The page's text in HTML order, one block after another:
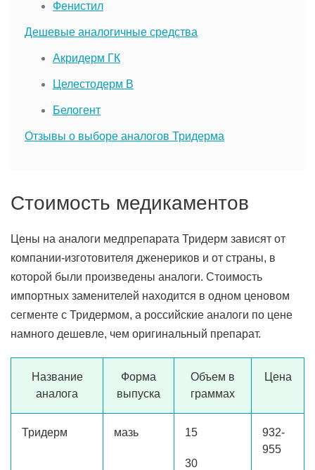
Фенистил
Дешевые аналогичные средства
Акридерм ГК
Целестодерм В
Белогент
Отзывы о выборе аналогов Тридерма
Стоимость медикаментов
Цены на аналоги медпрепарата Тридерм зависят от
компании-изготовителя дженериков и от страны, в
которой были произведены аналоги. Стоимость
импортных заменителей находится в одном ценовом
сегменте с Тридермом, а российские аналоги по цене
намного дешевле, чем оригинальный препарат.
Название
аналога
Форма
выпуска
Объем в
граммах
Цена
Тридерм мазь 15
30
932-
955